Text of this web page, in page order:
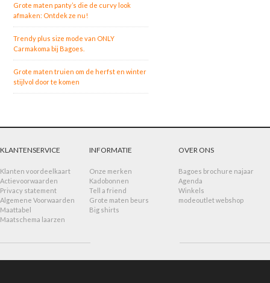
Grote maten panty’s die de curvy look
afmaken: Ontdek ze nu!
Trendy plus size mode van ONLY
Carmakoma bij Bagoes.
Grote maten truien om de herfst en winter
stijlvol door te komen
KLANTENSERVICE
Klanten voordeelkaart
Actievoorwaarden
Privacy statement
Algemene Voorwaarden
Maattabel
Maatschema laarzen
INFORMATIE
Onze merken
Kadobonnen
Tell a friend
Grote maten beurs
Big shirts
OVER ONS
Bagoes brochure najaar
Agenda
Winkels
modeoutlet webshop